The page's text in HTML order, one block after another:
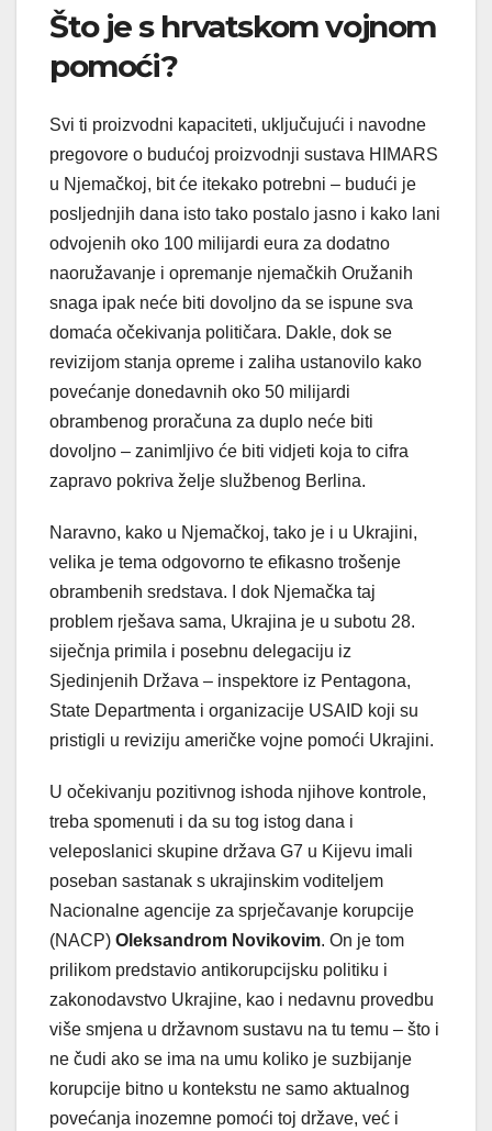
Što je s hrvatskom vojnom
pomoći?
Svi ti proizvodni kapaciteti, uključujući i navodne
pregovore o budućoj proizvodnji sustava HIMARS
u Njemačkoj, bit će itekako potrebni – budući je
posljednjih dana isto tako postalo jasno i kako lani
odvojenih oko 100 milijardi eura za dodatno
naoružavanje i opremanje njemačkih Oružanih
snaga ipak neće biti dovoljno da se ispune sva
domaća očekivanja političara. Dakle, dok se
revizijom stanja opreme i zaliha ustanovilo kako
povećanje donedavnih oko 50 milijardi
obrambenog proračuna za duplo neće biti
dovoljno – zanimljivo će biti vidjeti koja to cifra
zapravo pokriva želje službenog Berlina.
Naravno, kako u Njemačkoj, tako je i u Ukrajini,
velika je tema odgovorno te efikasno trošenje
obrambenih sredstava. I dok Njemačka taj
problem rješava sama, Ukrajina je u subotu 28.
siječnja primila i posebnu delegaciju iz
Sjedinjenih Država – inspektore iz Pentagona,
State Departmenta i organizacije USAID koji su
pristigli u reviziju američke vojne pomoći Ukrajini.
U očekivanju pozitivnog ishoda njihove kontrole,
treba spomenuti i da su tog istog dana i
veleposlanici skupine država G7 u Kijevu imali
poseban sastanak s ukrajinskim voditeljem
Nacionalne agencije za sprječavanje korupcije
(NACP) Oleksandrom Novikovim. On je tom
prilikom predstavio antikorupcijsku politiku i
zakonodavstvo Ukrajine, kao i nedavnu provedbu
više smjena u državnom sustavu na tu temu – što i
ne čudi ako se ima na umu koliko je suzbijanje
korupcije bitno u kontekstu ne samo aktualnog
povećanja inozemne pomoći toj države, već i